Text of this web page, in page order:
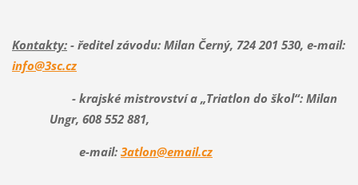
Kontakty:- ředitel závodu: Milan Černý, 724 201 530, e-mail:
info@3sc.cz
- krajské mistrovství a „Triatlon do škol“: Milan
Ungr, 608 552 881,
e-mail: 3atlon@email.cz